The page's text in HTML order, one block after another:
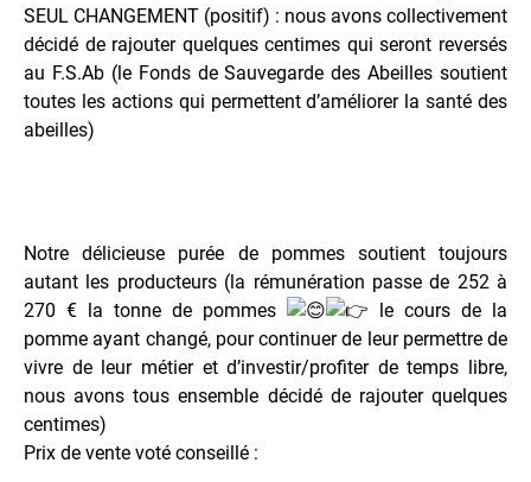
SEUL CHANGEMENT (positif) : nous avons collectivement
décidé de rajouter quelques centimes qui seront reversés
au F.S.Ab (le Fonds de Sauvegarde des Abeilles soutient
toutes les actions qui permettent d’améliorer la santé des
abeilles)
Notre délicieuse purée de pommes soutient toujours
autant les producteurs (la rémunération passe de 252 à
270 € la tonne de pommes
le cours de la
pomme ayant changé, pour continuer de leur permettre de
vivre de leur métier et d’investir/profiter de temps libre,
nous avons tous ensemble décidé de rajouter quelques
centimes)
Prix de vente voté conseillé :